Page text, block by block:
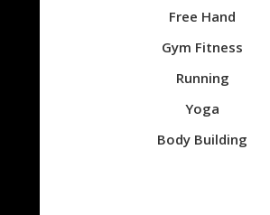
Free Hand
Gym Fitness
Running
Yoga
Body Building